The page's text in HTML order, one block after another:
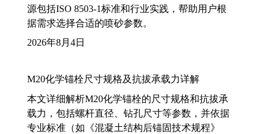
源包括ISO 8503-1标准和行业实践，帮助用户根
据需求选择合适的喷砂参数。
2026年8月4日
M20化学锚栓尺寸规格及抗拔承载力详解
本文详细解析M20化学锚栓的尺寸规格和抗拔承
载力，包括螺杆直径、钻孔尺寸等参数，并依据
专业标准（如《混凝土结构后锚固技术规程》